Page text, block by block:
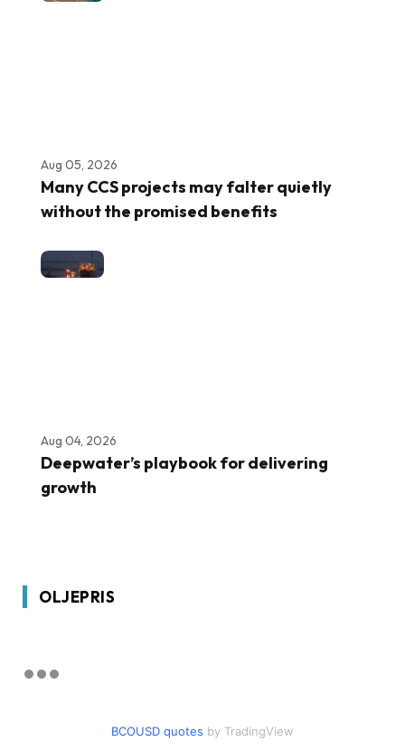
Aug 05, 2026
Many CCS projects may falter quietly
without the promised benefits
Aug 04, 2026
Deepwater’s playbook for delivering
growth
OLJEPRIS
BCOUSD quotes by TradingView